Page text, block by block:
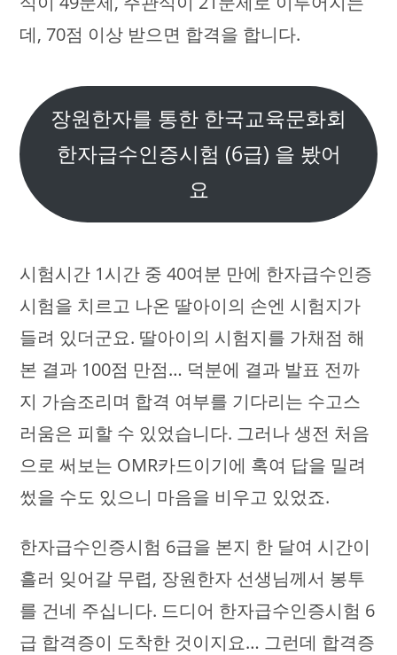
데, 70점 이상 받으면 합격을 합니다.
장원한자를 통한 한국교육문화회
한자급수인증시험 (6급) 을 봤어
요
시험시간 1시간 중 40여분 만에 한자급수인증
시험을 치르고 나온 딸아이의 손엔 시험지가
들려 있더군요. 딸아이의 시험지를 가채점 해
본 결과 100점 만점… 덕분에 결과 발표 전까
지 가슴조리며 합격 여부를 기다리는 수고스
러움은 피할 수 있었습니다. 그러나 생전 처음
으로 써보는 OMR카드이기에 혹여 답을 밀려
썼을 수도 있으니 마음을 비우고 있었죠.
한자급수인증시험 6급을 본지 한 달여 시간이
흘러 잊어갈 무렵, 장원한자 선생님께서 봉투
를 건네 주십니다. 드디어 한자급수인증시험 6
급 합격증이 도착한 것이지요… 그런데 합격증